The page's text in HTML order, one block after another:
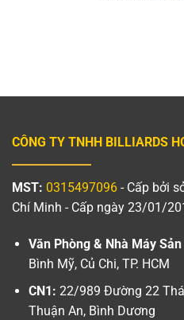
CÔNG TY TNHH BILLIARDS
MST: 0315497096 - Cấp bởi
Chí Minh - Cấp ngày 23/01/
Văn Phòng & Nhà Máy
Bình Mỹ, Củ Chi, TP. HCM
CN1: 22/989 Đường 22
Thuận An, Bình Dương